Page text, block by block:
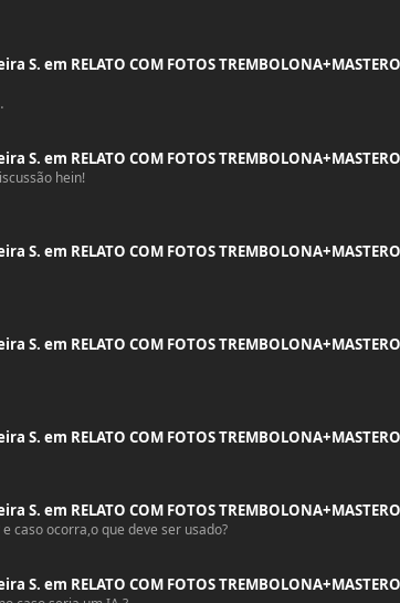
S. em RELATO COM FOTOS
S. em RELATO COM FOTOS
hein!
S. em RELATO COM FOTOS
S. em RELATO COM FOTOS
S. em RELATO COM FOTOS
S. em RELATO COM FOTOS
caso ocorra,o que deve ser usado?
S. em RELATO COM FOTOS